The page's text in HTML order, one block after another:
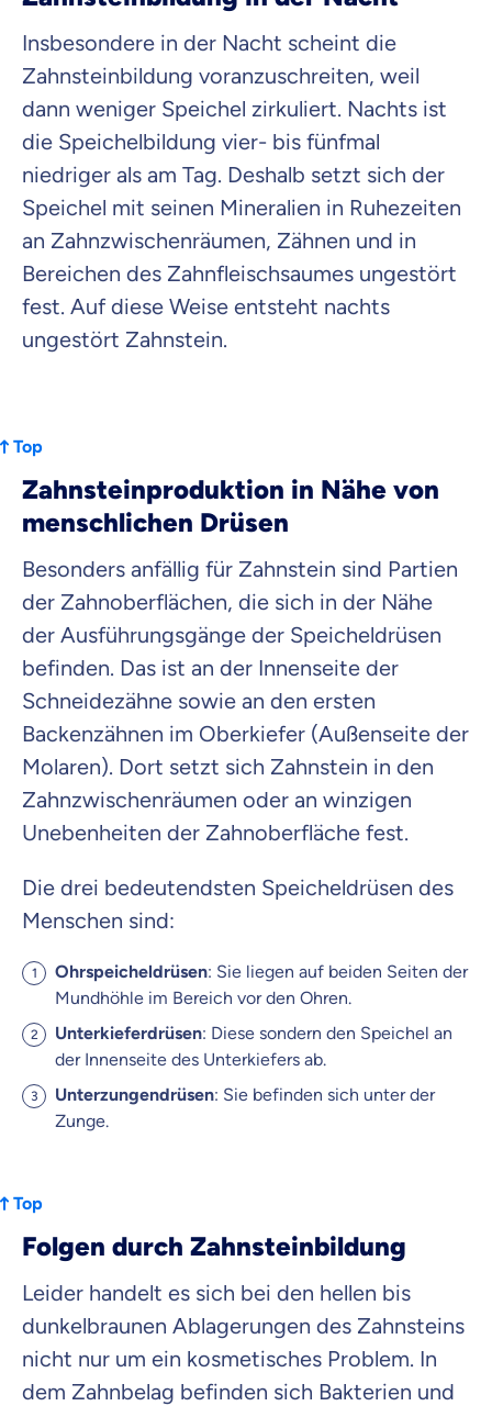
Insbesondere in der Nacht scheint die
Zahnsteinbildung voranzuschreiten, weil
dann weniger Speichel zirkuliert. Nachts ist
die Speichelbildung vier- bis fünfmal
niedriger als am Tag. Deshalb setzt sich der
Speichel mit seinen Mineralien in Ruhezeiten
an Zahnzwischenräumen, Zähnen und in
Bereichen des Zahnfleischsaumes ungestört
fest. Auf diese Weise entsteht nachts
ungestört Zahnstein.
Top
Zahnsteinproduktion in Nähe von
menschlichen Drüsen
Besonders anfällig für Zahnstein sind Partien
der Zahnoberflächen, die sich in der Nähe
der Ausführungsgänge der Speicheldrüsen
befinden. Das ist an der Innenseite der
Schneidezähne sowie an den ersten
Backenzähnen im Oberkiefer (Außenseite der
Molaren). Dort setzt sich Zahnstein in den
Zahnzwischenräumen oder an winzigen
Unebenheiten der Zahnoberfläche fest.
Die drei bedeutendsten Speicheldrüsen des
Menschen sind:
Ohrspeicheldrüsen: Sie liegen auf beiden Seiten der
Mundhöhle im Bereich vor den Ohren.
Unterkieferdrüsen: Diese sondern den Speichel an
der Innenseite des Unterkiefers ab.
Unterzungendrüsen: Sie befinden sich unter der
Zunge.
Top
Folgen durch Zahnsteinbildung
Leider handelt es sich bei den hellen bis
dunkelbraunen Ablagerungen des Zahnsteins
nicht nur um ein kosmetisches Problem. In
dem Zahnbelag befinden sich Bakterien und